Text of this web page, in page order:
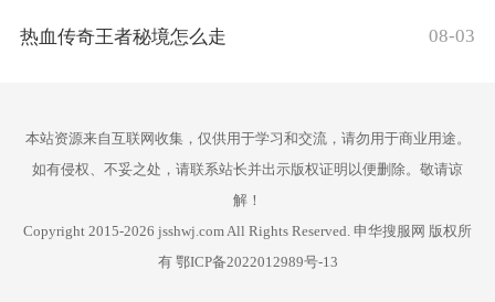
热血传奇王者秘境怎么走 08-03
本站资源来自互联网收集，仅供用于学习和交流，请勿用于商业用途。
如有侵权、不妥之处，请联系站长并出示版权证明以便删除。敬请谅
解！
Copyright 2015-2026 jsshwj.com All Rights Reserved. 申华搜服网 版权所
有 鄂ICP备2022012989号-13